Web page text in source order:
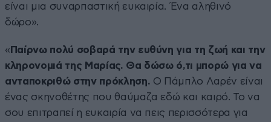
είναι μια συναρπαστική ευκαιρία. Ένα αληθινό
δώρο».
« Παίρνω πολύ σοβαρά την ευθύνη για τη ζωή και την
κληρονομιά της Μαρίας. Θα δώσω ό,τι μπορώ για να
ανταποκριθώ στην πρόκληση. Ο Πάμπλο Λαρέν είναι
ένας σκηνοθέτης που θαύμαζα εδώ και καιρό. Το να
σου επιτραπεί η ευκαιρία να πεις περισσότερα για